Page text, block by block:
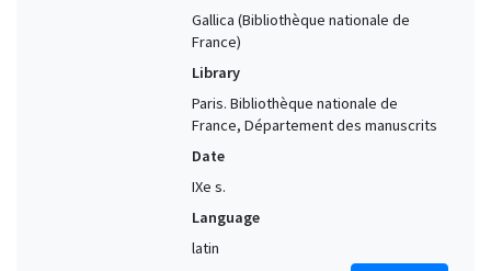
Gallica (Bibliothèque nationale de
France)
Library
Paris. Bibliothèque nationale de
France, Département des manuscrits
Date
IXe s.
Language
latin